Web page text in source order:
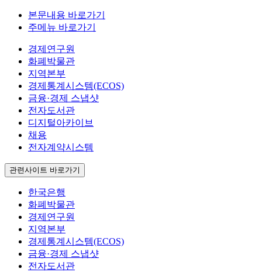
본문내용 바로가기
주메뉴 바로가기
경제연구원
화폐박물관
지역본부
경제통계시스템(ECOS)
금융·경제 스냅샷
전자도서관
디지털아카이브
채용
전자계약시스템
관련사이트 바로가기
한국은행
화폐박물관
경제연구원
지역본부
경제통계시스템(ECOS)
금융·경제 스냅샷
전자도서관